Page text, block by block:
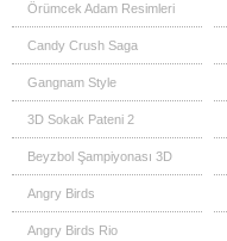
Örümcek Adam Resimleri
Candy Crush Saga
Gangnam Style
3D Sokak Pateni 2
Beyzbol Şampiyonası 3D
Angry Birds
Angry Birds Rio